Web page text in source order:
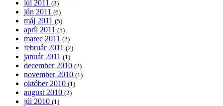
júl 2011 (3)
jún 2011 (6)
máj 2011 (5)
apríl 2011 (5)
marec 2011 (2)
február 2011 (2)
január 2011 (1)
december 2010 (2)
november 2010 (1)
október 2010 (1)
august 2010 (2)
júl 2010 (1)